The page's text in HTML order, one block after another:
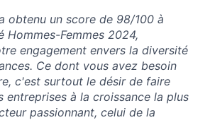
obtenu un score de 98/100 à
Hommes-Femmes 2024,
engagement envers la diversité
Ce dont vous avez besoin
c'est surtout le désir de faire
entreprises à la croissance la plus
passionnant, celui de la